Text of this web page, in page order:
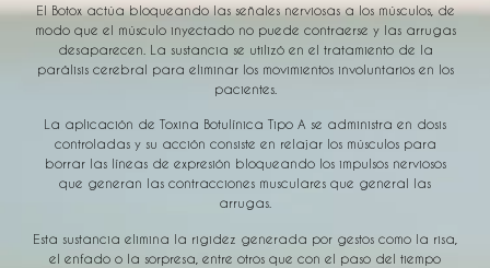
El Botox actúa bloqueando las señales nerviosas a los músculos, de
modo que el músculo inyectado no puede contraerse y las arrugas
desaparecen. La sustancia se utilizó en el tratamiento de la
parálisis cerebral para eliminar los movimientos involuntarios en los
pacientes.
La aplicación de Toxina Botulínica Tipo A se administra en dosis
controladas y su acción consiste en relajar los músculos para
borrar las líneas de expresión bloqueando los impulsos nerviosos
que generan las contracciones musculares que general las
arrugas.
Esta sustancia elimina la rigidez generada por gestos como la risa,
el enfado o la sorpresa, entre otros que con el paso del tiempo